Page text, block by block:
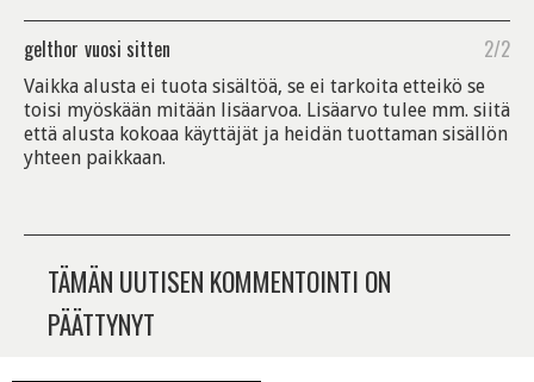
gelthor vuosi sitten 2/2
Vaikka alusta ei tuota sisältöä, se ei tarkoita etteikö se
toisi myöskään mitään lisäarvoa. Lisäarvo tulee mm. siitä
että alusta kokoaa käyttäjät ja heidän tuottaman sisällön
yhteen paikkaan.
TÄMÄN UUTISEN KOMMENTOINTI ON
PÄÄTTYNYT